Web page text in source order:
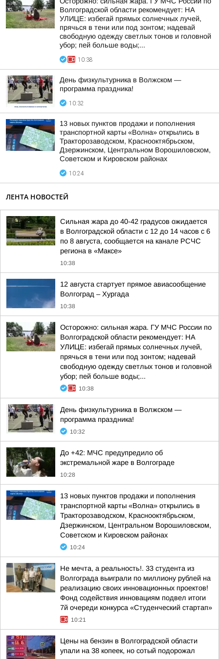
Волгоградской области рекомендует: НА
УЛИЦЕ: избегай прямых солнечных лучей,
прячься в тени или под зонтом; надевай
свободную одежду светлых тонов и головной
убор; пей больше воды;...
10:38
День физкультурника в Волжском —
программа праздника!
10:32
13 новых пунктов продажи и пополнения
транспортной карты «Волна» открылись в
Тракторозаводском, Краснооктябрьском,
Дзержинском, Центральном Ворошиловском,
Советском и Кировском районах
10:24
ЛЕНТА НОВОСТЕЙ
Сильная жара до 40-42 градусов ожидается
в Волгоградской области с 12 до 14 часов с 6
по 8 августа, сообщается на канале РСЧС
региона в «Максе»
10:38
12 августа стартует прямое авиасообщение
Волгоград – Хургада
10:38
Осторожно: сильная жара. ГУ МЧС России по
Волгоградской области рекомендует: НА
УЛИЦЕ: избегай прямых солнечных лучей,
прячься в тени или под зонтом; надевай
свободную одежду светлых тонов и головной
убор; пей больше воды;...
10:38
День физкультурника в Волжском —
программа праздника!
10:32
До +42: МЧС предупредило об
экстремальной жаре в Волгограде
10:28
13 новых пунктов продажи и пополнения
транспортной карты «Волна» открылись в
Тракторозаводском, Краснооктябрьском,
Дзержинском, Центральном Ворошиловском,
Советском и Кировском районах
10:24
Не мечта, а реальность!. 33 студента из
Волгограда выиграли по миллиону рублей на
реализацию своих инновационных проектов!
Фонд содействия инновациям подвел итоги
7й очереди конкурса «Студенческий стартап»
10:21
Цены на бензин в Волгоградской области
упали на 38 копеек, но сотый подорожал